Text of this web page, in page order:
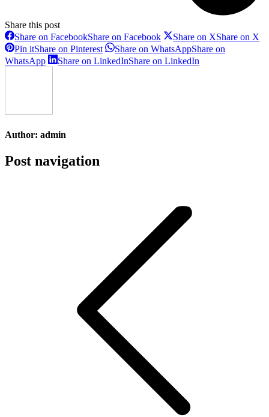
Share this post
Share on FacebookShare on Facebook Share on XShare on X
Pin itShare on Pinterest Share on WhatsAppShare on
WhatsApp
Share on LinkedInShare on LinkedIn
Author: admin
Post navigation